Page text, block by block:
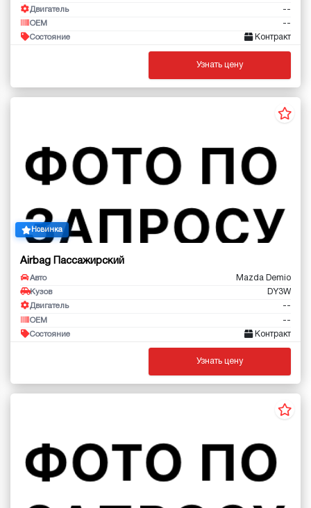
Двигатель --
OEM --
Состояние Контракт
Узнать цену
Новинка
Airbag Пассажирский
Авто Mazda Demio
Кузов DY3W
Двигатель --
OEM --
Состояние Контракт
Узнать цену